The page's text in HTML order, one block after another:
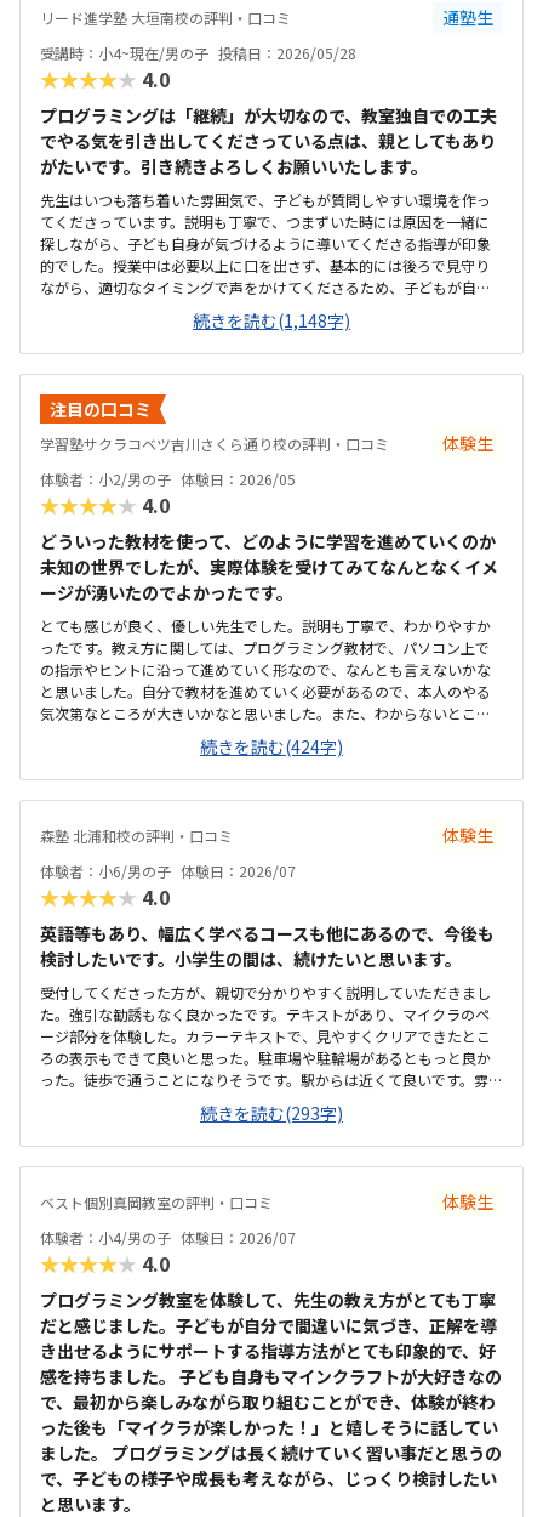
リード進学塾 大垣南校の評判・口コミ 通塾生
受講時：小4~現在/男の子 投稿日：2026/05/28
★★★★★ 4.0
プログラミングは「継続」が大切なので、教室独自での工夫
でやる気を引き出してくださっている点は、親としてもあり
がたいです。引き続きよろしくお願いいたします。
先生はいつも落ち着いた雰囲気で、子どもが質問しやすい環境を作っ
てくださっています。説明も丁寧で、つまずいた時には原因を一緒に
探しながら、子ども自身が気づけるように導いてくださる指導が印象
的でした。授業中は必要以上に口を出さず、基本的には後ろで見守り
ながら、適切なタイミングで声をかけてくださるため、子どもが自分
のペースで安心して取り組めています。カリキュラムの細かな内容ま
ではまだ把握しきれていませんが、教室独自の進捗シートがとても分
かりやすく作られており、「今日はどこまで進んだか」が一目で確認
できる仕組みになっています。子ども自身も「今日はここまで進んだ
よ」と嬉しそうに教えてくれるので、学習の見える化がしっかりでき
ていると感じます。さらに、各ステップの先には「このあたりでどの
検定レベルを目指せるか」といった目安も書かれており、今どの段階
す。プログラミングは進度や理解度が見えにくいイメージがありまし
たが、このシートのおかげで成長の道筋が具体的にイメージでき、安
ため、通いやすさとしては「普通」という評価にさせていただきま
す。周辺は大通りで交通量が多く、路上での一時的な乗り降りが難し
いため、毎回専用駐車場に入れる必要があります。少し手間には感じ
ますが、安全面を考えると仕方がない部分でもあり、安心して送り迎
えができる環境だと思っています。教室内は全体的にきれいに整って
おり、落ち着いた雰囲気で学べる環境だと感じました。設備もきちん
と手入れされていて、パソコンや机まわりも清潔に保たれているた
め、子どもが安心して集中できる空間になっています。初めてのプロ
グラミング学習でも不安なく取り組める環境が整っている点は、とて
も良い印象でした。教室の割引制度があることで助かってはいます
いのかもしれませんが、教室独自で小学生向けの出席カード制度があ
と景品と交換できる仕組みになっているため、子どもも毎回楽しみに
しています。特に大きく気になる点はありません。通い始めてから困
り、教室の雰囲気や指導の進め方、独自の取り組みなど、総合的に満
足しています。子どもが楽しく通えており、成長を実感できる点が何
よりありがたいです。今後もこのまま安心して続けられればと思って
います。
続きを読む(1,148字)
注目の口コミ
学習塾サクラコベツ吉川さくら通り校の評判・口コミ 体験生
体験者：小2/男の子 体験日：2026/05
★★★★★ 4.0
どういった教材を使って、どのように学習を進めていくのか
未知の世界でしたが、実際体験を受けてみてなんとなくイメ
ージが湧いたのでよかったです。
とても感じが良く、優しい先生でした。説明も丁寧で、わかりやすか
ったです。教え方に関しては、プログラミング教材で、パソコン上で
の指示やヒントに沿って進めていく形なので、なんとも言えないかな
と思いました。自分で教材を進めていく必要があるので、本人のやる
気次第なところが大きいかなと思いました。また、わからないところ
をわからないまま適当に進めず、きちんと質問し、確認しながらでき
るかどうかが懸念点です。家から近く、徒歩で子ども1人でも通わせる
ことができそうなので、そこは魅力的だなと思いました。こじんまり
とした教室ですが、机や椅子は綺麗でした。余計なものが置かれてい
中では高めかなと思います。ただ、パソコンとその中にある教材を使
用するため、高くなってしまうのは仕方ないかなとも思います。マイ
クラが使われているということで子どもが興味を持っていました。遊
び感覚で学んでいけるのは良いと思います。
続きを読む(424字)
森塾 北浦和校の評判・口コミ 体験生
体験者：小6/男の子 体験日：2026/07
★★★★★ 4.0
英語等もあり、幅広く学べるコースも他にあるので、今後も
検討したいです。小学生の間は、続けたいと思います。
受付してくださった方が、親切で分かりやすく説明していただきまし
た。強引な勧誘もなく良かったです。テキストがあり、マイクラのペ
ージ部分を体験した。カラーテキストで、見やすくクリアできたとこ
ろの表示もできて良いと思った。駐車場や駐輪場があるともっと良か
った。徒歩で通うことになりそうです。駅からは近くて良いです。雰囲
気も良く、清潔感もあった。部屋が区切られていて、個人スペースも
確保されていて良かった。基本料金以外に、追加料金があまり無さそ
うで良かった。できれば、毎月1万以内で通いたいです。子供に熱心に
話しかけてくださったり、褒めてくださって、子供が頑張ろうという
続きを読む(293字)
ベスト個別真岡教室の評判・口コミ 体験生
体験者：小4/男の子 体験日：2026/07
★★★★★ 4.0
プログラミング教室を体験して、先生の教え方がとても丁寧
だと感じました。子どもが自分で間違いに気づき、正解を導
き出せるようにサポートする指導方法がとても印象的で、好
感を持ちました。 子ども自身もマインクラフトが大好きなの
で、最初から楽しみながら取り組むことができ、体験が終わ
った後も「マイクラが楽しかった！」と嬉しそうに話してい
ました。 プログラミングは長く続けていく習い事だと思うの
で、子どもの様子や成長も考えながら、じっくり検討したい
と思います。